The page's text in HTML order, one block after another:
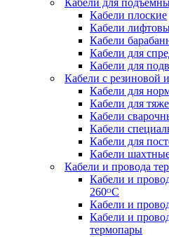
Кабели плоские
Кабели
Кабели
Кабели для
Кабели для
Кабели с резиновой
Кабели для
Кабели для
Кабели
Кабели
Кабели для
Кабели
Кабели и провода
Кабели и
260ᴼС
Кабели и
Кабели и
термопары